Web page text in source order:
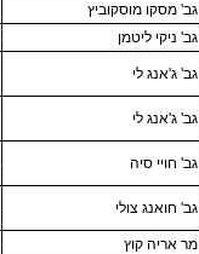
גב' מסקו מוסקוביץ
גב' ניקי ליטמן
גב' ג'אנג לי
גב' ג'אנג לי
גב' חויי סיה
גב' חואנג צולי
מר אריה קוץ